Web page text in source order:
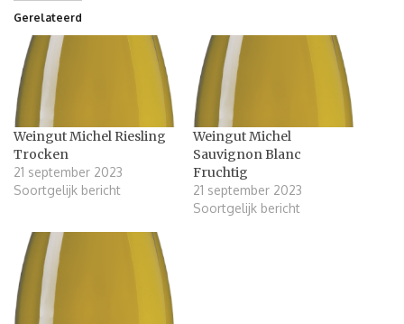
Gerelateerd
Weingut Michel Riesling
Trocken
21 september 2023
Soortgelijk bericht
Weingut Michel
Sauvignon Blanc
Fruchtig
21 september 2023
Soortgelijk bericht